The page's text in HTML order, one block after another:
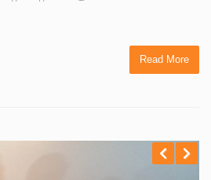
Read More